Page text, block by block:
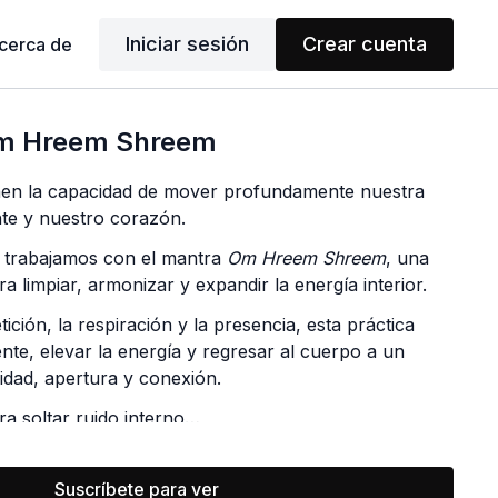
de Iniciar sesión Crear cuenta
Hreem Shreem
la capacidad de mover profundamente nuestra
y nuestro corazón.
trabajamos con el mantra Om Hreem Shreem, una
limpiar, armonizar y expandir la energía interior.
la respiración y la presencia, esta práctica
elevar la energía y regresar al cuerpo a un
apertura y conexión.
soltar ruido interno…
Suscríbete para ver